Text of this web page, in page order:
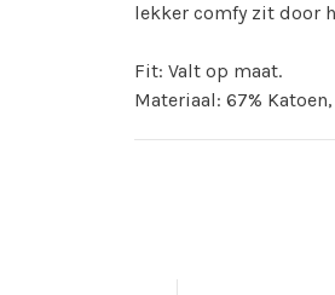
lekker comfy zit door
Fit: Valt op maat.
Materiaal: 67%